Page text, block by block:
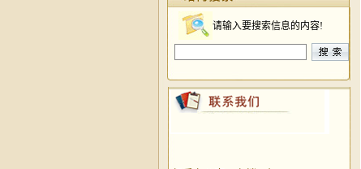
请输入要搜索信息的内容!